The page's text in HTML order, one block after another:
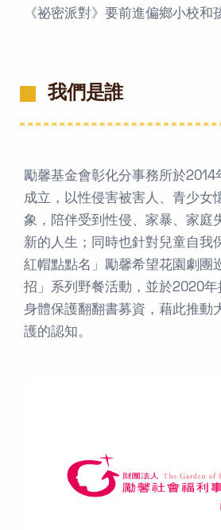
《祕密派對》要前進偏鄉小校和
我們是誰
勵馨基金會彰化分事務所於2014
成立，以性侵害被害人、青少女
象，陪伴受到性侵、家暴、家庭
新的人生；同時也針對兒童自我
紅帽點點名」勵馨希望花園劇團
招」系列野餐活動，並於2020年
身體保護翻翻書募資，藉此推動
護的認知。